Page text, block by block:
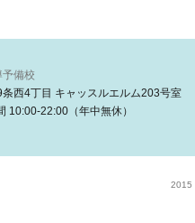
備校
西4丁目 キャッスルエルム203号室
22:00（年中無休）
2015